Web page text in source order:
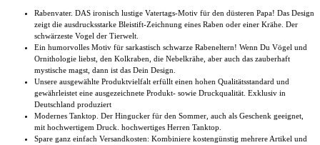
Rabenvater. DAS ironisch lustige Vatertags-Motiv für den düsteren Papa! Das Design
zeigt die ausdrucksstarke Bleistift-Zeichnung eines Raben oder einer Krähe. Der
schwärzeste Vogel der Tierwelt.
Ein humorvolles Motiv für sarkastisch schwarze Rabeneltern! Wenn Du Vögel und
Ornithologie liebst, den Kolkraben, die Nebelkrähe, aber auch das zauberhaft
mystische magst, dann ist das Dein Design.
Unsere ausgewählte Produktvielfalt erfüllt einen hohen Qualitätsstandard und
gewährleistet eine ausgezeichnete Produkt- sowie Druckqualität. Exklusiv in
Deutschland produziert
Modernes Tanktop. Der Hingucker für den Sommer, auch als Geschenk geeignet,
mit hochwertigem Druck. hochwertiges Herren Tanktop.
Spare ganz einfach Versandkosten: Kombiniere kostengünstig mehrere Artikel und